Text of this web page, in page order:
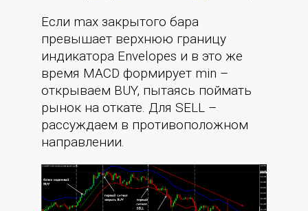
Если max закрытого бара
превышает верхнюю границу
индикатора Envelopes и в это же
время MACD формирует min –
открываем BUY, пытаясь поймать
рынок на откате. Для SELL –
рассуждаем в противоположном
направлении.